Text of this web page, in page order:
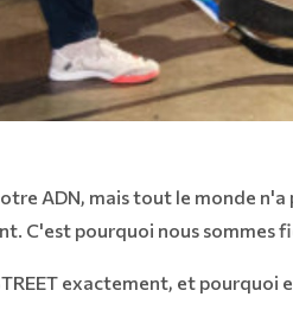
ADN, mais tout le monde n'a
C'est pourquoi nous sommes
exactement, et